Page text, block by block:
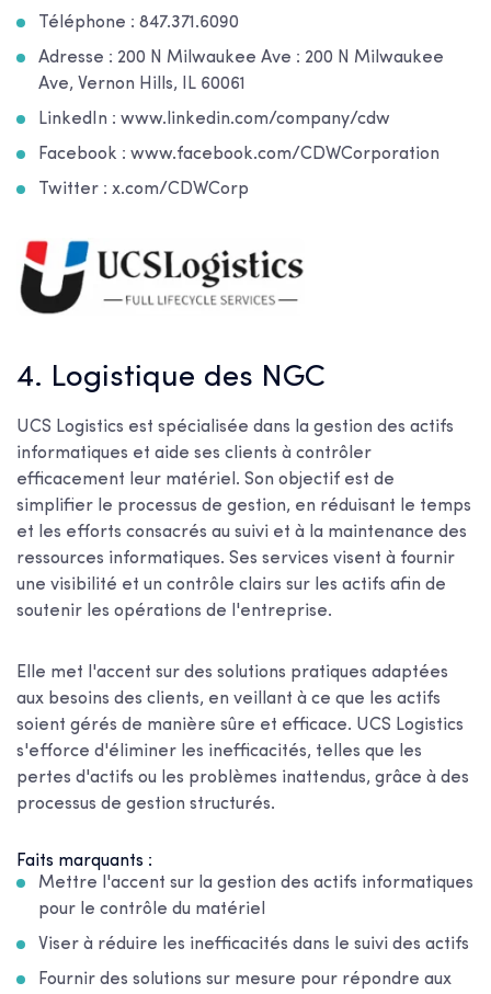
Téléphone : 847.371.6090
Adresse : 200 N Milwaukee Ave : 200 N Milwaukee
Ave, Vernon Hills, IL 60061
LinkedIn : www.linkedin.com/company/cdw
Facebook : www.facebook.com/CDWCorporation
Twitter : x.com/CDWCorp
4. Logistique des NGC
UCS Logistics est spécialisée dans la gestion des actifs
informatiques et aide ses clients à contrôler
efficacement leur matériel. Son objectif est de
simplifier le processus de gestion, en réduisant le temps
et les efforts consacrés au suivi et à la maintenance des
ressources informatiques. Ses services visent à fournir
une visibilité et un contrôle clairs sur les actifs afin de
soutenir les opérations de l'entreprise.
Elle met l'accent sur des solutions pratiques adaptées
aux besoins des clients, en veillant à ce que les actifs
soient gérés de manière sûre et efficace. UCS Logistics
s'efforce d'éliminer les inefficacités, telles que les
pertes d'actifs ou les problèmes inattendus, grâce à des
processus de gestion structurés.
Faits marquants :
Mettre l'accent sur la gestion des actifs informatiques
pour le contrôle du matériel
Viser à réduire les inefficacités dans le suivi des actifs
Fournir des solutions sur mesure pour répondre aux